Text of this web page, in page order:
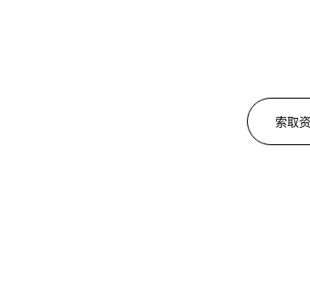
索取